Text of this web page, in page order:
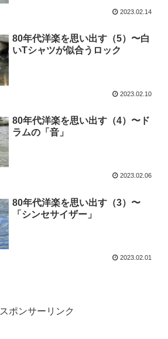
2023.02.14
80年代洋楽を思い出す（5）〜白
いTシャツが似合うロック
2023.02.10
80年代洋楽を思い出す（4）〜ド
ラムの「音」
2023.02.06
80年代洋楽を思い出す（3）〜
「シンセサイザー」
2023.02.01
スポンサーリンク